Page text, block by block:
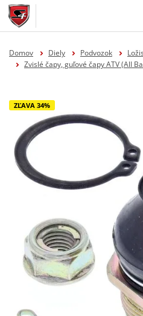
Domov Diely Podvozok
Zvislé čapy, guľové čapy ATV (All
ZĽAVA 34%